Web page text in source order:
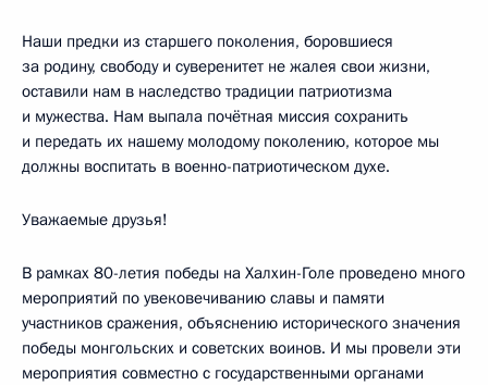
Наши предки из старшего поколения, боровшиеся
за родину, свободу и суверенитет не жалея свои жизни,
оставили нам в наследство традиции патриотизма
и мужества. Нам выпала почётная миссия сохранить
и передать их нашему молодому поколению, которое мы
должны воспитать в военно-патриотическом духе.
Уважаемые друзья!
В рамках 80-летия победы на Халхин-Голе проведено много
мероприятий по увековечиванию славы и памяти
участников сражения, объяснению исторического значения
победы монгольских и советских воинов. И мы провели эти
мероприятия совместно с государственными органами